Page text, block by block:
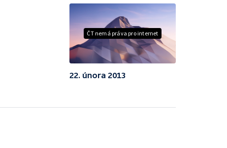
ČT nemá práva pro internet
22. února 2013